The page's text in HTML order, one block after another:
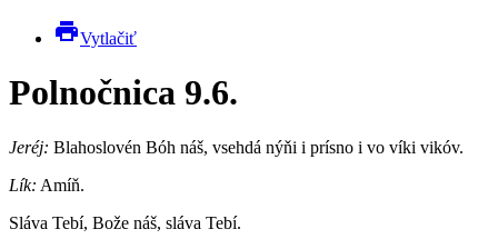
printVytlačiť
Polnočnica 9.6.
Jeréj: Blahoslovén Bóh náš, vsehdá nýňi i prísno i vo víki vikóv.
Lík: Amíň.
Sláva Tebí, Bože náš, sláva Tebí.